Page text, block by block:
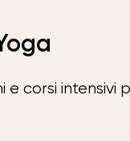
e corsi intensivi